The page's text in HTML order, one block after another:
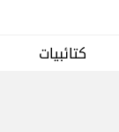
كتائبيات